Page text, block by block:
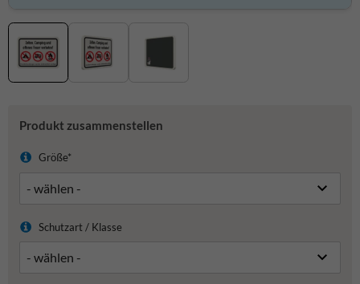
Produkt zusammenstellen
Größe*
Schutzart / Klasse